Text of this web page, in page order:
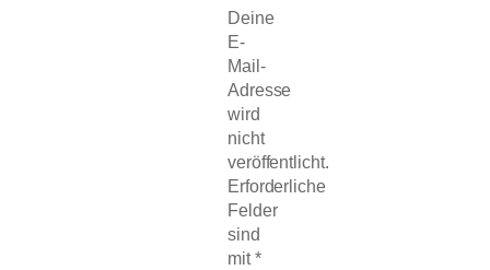
Deine
E-
Mail-
Adresse
wird
nicht
veröffentlicht.
Erforderliche
Felder
sind
mit*